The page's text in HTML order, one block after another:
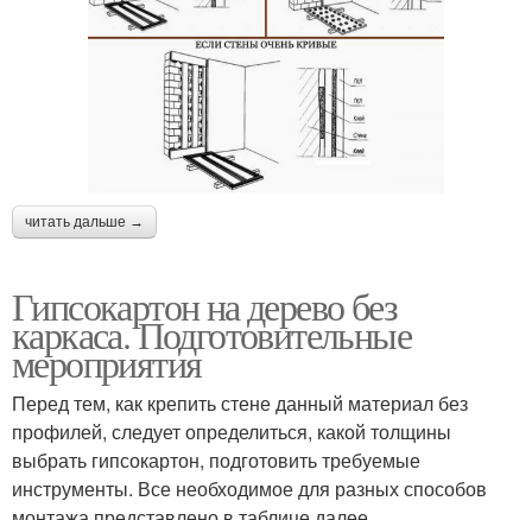
читать дальше →
Гипсокартон на дерево без
каркаса. Подготовительные
мероприятия
Перед тем, как крепить стене данный материал без
профилей, следует определиться, какой толщины
выбрать гипсокартон, подготовить требуемые
инструменты. Все необходимое для разных способов